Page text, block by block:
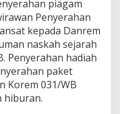
piagam
Penyerahan
kepada Danrem
naskah sejarah
Penyerahan hadiah
paket
Korem 031/WB
hiburan.